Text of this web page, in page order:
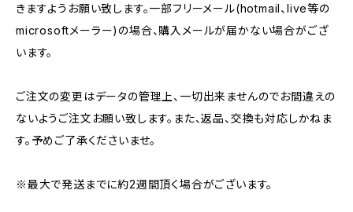
きますようお願い致します。一部フリーメール(hotmail、live等の
microsoftメーラー)の場合、購入メールが届かない場合がござ
います。
ご注文の変更はデータの管理上、一切出来ませんのでお間違えの
ないようご注文お願い致します。また、返品、交換も対応しかねま
す。予めご了承くださいませ。
※最大で発送までに約2週間頂く場合がございます。